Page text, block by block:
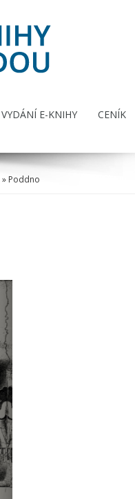
VYDÁNÍ E-KNIHY CENÍK
» Poddno